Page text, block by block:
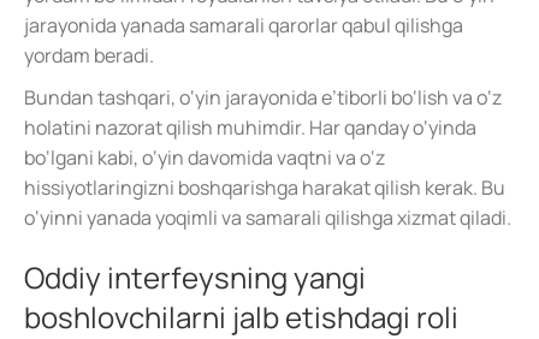
jarayonida yanada samarali qarorlar qabul qilishga
yordam beradi.
Bundan tashqari, o‘yin jarayonida e’tiborli bo‘lish va o‘z
holatini nazorat qilish muhimdir. Har qanday o‘yinda
bo‘lgani kabi, o‘yin davomida vaqtni va o‘z
hissiyotlaringizni boshqarishga harakat qilish kerak. Bu
o‘yinni yanada yoqimli va samarali qilishga xizmat qiladi.
Oddiy interfeysning yangi
boshlovchilarni jalb etishdagi roli